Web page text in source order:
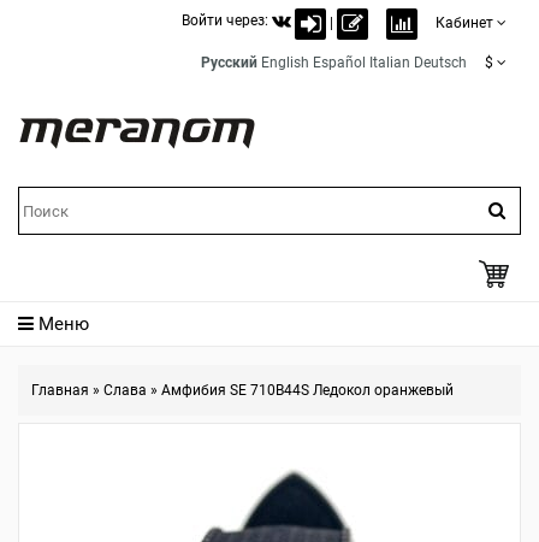
Войти через: Кабинет
Русский English Español Italian Deutsch $
Меню
Главная » Слава » Амфибия SE 710B44S Ледокол оранжевый